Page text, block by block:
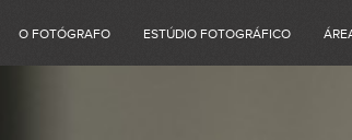
O FOTÓGRAFO ESTÚDIO FOTOGRÁFICO